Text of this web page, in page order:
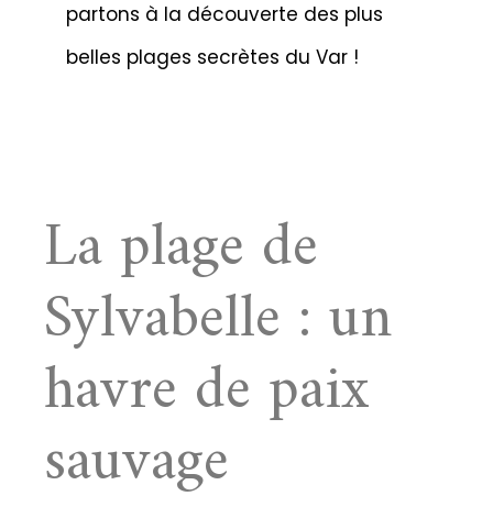
partons à la découverte des plus
belles plages secrètes du Var !
La plage de
Sylvabelle : un
havre de paix
sauvage